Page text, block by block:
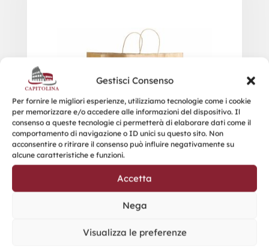
Gestisci Consenso
Per fornire le migliori esperienze, utilizziamo tecnologie come i cookie
per memorizzare e/o accedere alle informazioni del dispositivo. Il
consenso a queste tecnologie ci permetterà di elaborare dati come il
comportamento di navigazione o ID unici su questo sito. Non
acconsentire o ritirare il consenso può influire negativamente su
alcune caratteristiche e funzioni.
Accetta
Nega
Visualizza le preferenze